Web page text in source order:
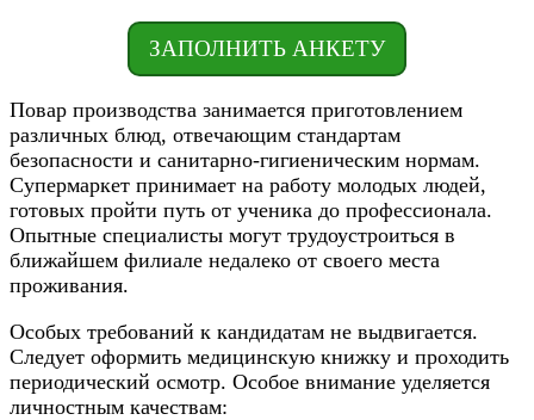
ЗАПОЛНИТЬ АНКЕТУ
Повар производства занимается приготовлением
различных блюд, отвечающим стандартам
безопасности и санитарно-гигиеническим нормам.
Супермаркет принимает на работу молодых людей,
готовых пройти путь от ученика до профессионала.
Опытные специалисты могут трудоустроиться в
ближайшем филиале недалеко от своего места
проживания.
Особых требований к кандидатам не выдвигается.
Следует оформить медицинскую книжку и проходить
периодический осмотр. Особое внимание уделяется
личностным качествам: